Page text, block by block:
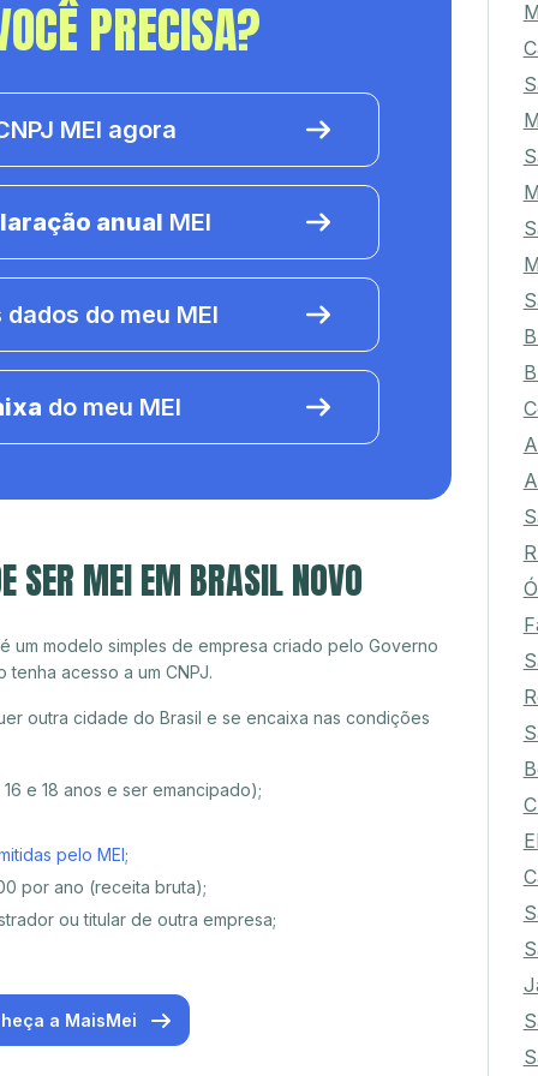
PRECISA?
MEI agora
anual MEI
do meu MEI
do meu MEI
SER MEI EM BRASIL NOVO
um modelo simples de empresa criado pelo Governo
acesso a um CNPJ.
outra cidade do Brasil e se encaixa nas condições
e 18 anos e ser emancipado);
pelo MEI;
por ano (receita bruta);
ou titular de outra empresa;
a MaisMei